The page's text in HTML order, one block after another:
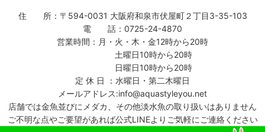
住 所：〒594-0031 大阪府和泉市伏屋町２丁目3-35-103
電 話：0725-24-4870
営業時間：月・火・木・金12時から20時
土曜日10時から20時
日曜日10時から20時
定 休 日 ：水曜日・第二木曜日
メールアドレス:info@aquastyleyou.net
店舗では金魚並びにメダカ、その他淡水魚の取り扱いはありません
ご不明な点やご要望があれば公式LINEよりご気軽にご連絡ください